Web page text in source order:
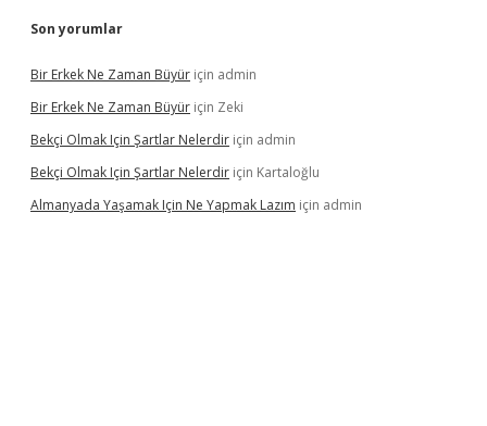
Son yorumlar
Bir Erkek Ne Zaman Büyür için admin
Bir Erkek Ne Zaman Büyür için Zeki
Bekçi Olmak Için Şartlar Nelerdir için admin
Bekçi Olmak Için Şartlar Nelerdir için Kartaloğlu
Almanyada Yaşamak Için Ne Yapmak Lazım için admin